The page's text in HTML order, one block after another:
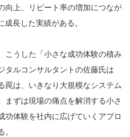
向上、リピート率の増加につなが
成長した実績がある。
こうした「小さな成功体験の積み
タルコンサルタントの佐藤氏は
罠は、いきなり大規模なシステム
まずは現場の痛点を解消する小さ
功体験を社内に広げていくアプロ
。